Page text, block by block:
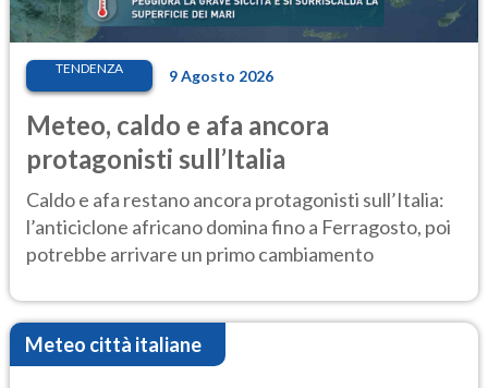
TENDENZA 9 Agosto 2026
Meteo, caldo e afa ancora
protagonisti sull’Italia
Caldo e afa restano ancora protagonisti sull’Italia:
l’anticiclone africano domina fino a Ferragosto, poi
potrebbe arrivare un primo cambiamento
Meteo città italiane